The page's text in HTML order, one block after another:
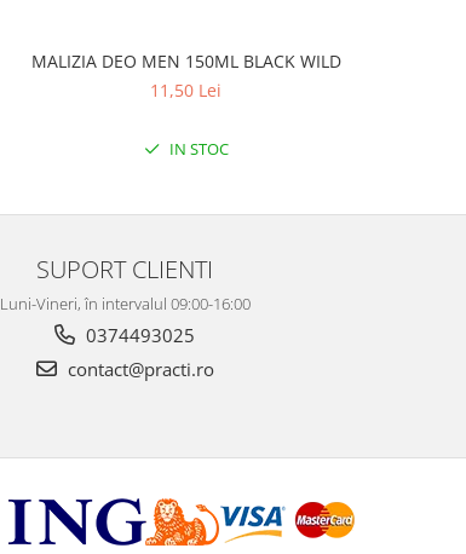
MALIZIA DEO MEN 150ML BLACK WILD
11,50 Lei
IN STOC
SUPORT CLIENTI
Luni-Vineri, în intervalul 09:00-16:00
0374493025
contact@practi.ro